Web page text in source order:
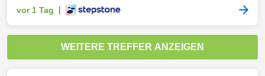
vor 1 Tag
WEITERE TREFFER ANZEIGEN